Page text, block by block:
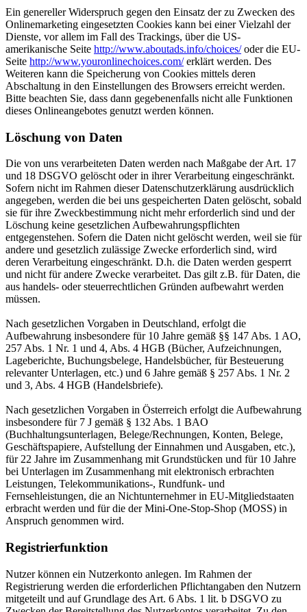
Ein genereller Widerspruch gegen den Einsatz der zu Zwecken des
Onlinemarketing eingesetzten Cookies kann bei einer Vielzahl der
Dienste, vor allem im Fall des Trackings, über die US-
amerikanische Seite http://www.aboutads.info/choices/oder die EU-
Seite http://www.youronlinechoices.com/erklärt werden. Des
Weiteren kann die Speicherung von Cookies mittels deren
Abschaltung in den Einstellungen des Browsers erreicht werden.
Bitte beachten Sie, dass dann gegebenenfalls nicht alle Funktionen
dieses Onlineangebotes genutzt werden können.
Löschung von Daten
Die von uns verarbeiteten Daten werden nach Maßgabe der Art. 17
und 18 DSGVO gelöscht oder in ihrer Verarbeitung eingeschränkt.
Sofern nicht im Rahmen dieser Datenschutzerklärung ausdrücklich
angegeben, werden die bei uns gespeicherten Daten gelöscht, sobald
sie für ihre Zweckbestimmung nicht mehr erforderlich sind und der
Löschung keine gesetzlichen Aufbewahrungspflichten
entgegenstehen. Sofern die Daten nicht gelöscht werden, weil sie für
andere und gesetzlich zulässige Zwecke erforderlich sind, wird
deren Verarbeitung eingeschränkt. D.h. die Daten werden gesperrt
und nicht für andere Zwecke verarbeitet. Das gilt z.B. für Daten, die
aus handels- oder steuerrechtlichen Gründen aufbewahrt werden
müssen.
Nach gesetzlichen Vorgaben in Deutschland, erfolgt die
Aufbewahrung insbesondere für 10 Jahre gemäß §§ 147 Abs. 1 AO,
257 Abs. 1 Nr. 1 und 4, Abs. 4 HGB (Bücher, Aufzeichnungen,
Lageberichte, Buchungsbelege, Handelsbücher, für Besteuerung
relevanter Unterlagen, etc.) und 6 Jahre gemäß § 257 Abs. 1 Nr. 2
und 3, Abs. 4 HGB (Handelsbriefe).
Nach gesetzlichen Vorgaben in Österreich erfolgt die Aufbewahrung
insbesondere für 7 J gemäß § 132 Abs. 1 BAO
(Buchhaltungsunterlagen, Belege/Rechnungen, Konten, Belege,
Geschäftspapiere, Aufstellung der Einnahmen und Ausgaben, etc.),
für 22 Jahre im Zusammenhang mit Grundstücken und für 10 Jahre
bei Unterlagen im Zusammenhang mit elektronisch erbrachten
Leistungen, Telekommunikations-, Rundfunk- und
Fernsehleistungen, die an Nichtunternehmer in EU-Mitgliedstaaten
erbracht werden und für die der Mini-One-Stop-Shop (MOSS) in
Anspruch genommen wird.
Registrierfunktion
Nutzer können ein Nutzerkonto anlegen. Im Rahmen der
Registrierung werden die erforderlichen Pflichtangaben den Nutzern
mitgeteilt und auf Grundlage des Art. 6 Abs. 1 lit. b DSGVO zu